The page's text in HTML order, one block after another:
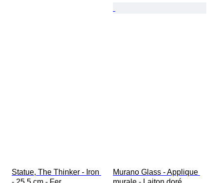
Statue, The Thinker - Iron
Murano Glass - Applique